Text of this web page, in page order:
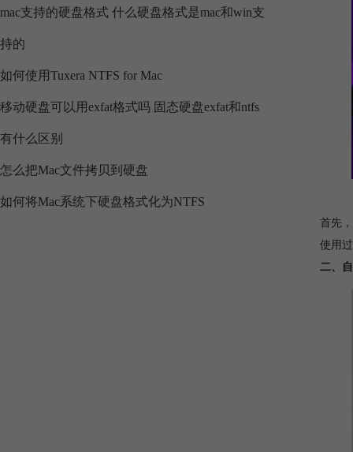
mac支持的硬盘格式 什么硬盘格式是mac和win支
持的
如何使用Tuxera NTFS for Mac
移动硬盘可以用exfat格式吗 固态硬盘exfat和ntfs
有什么区别
怎么把Mac文件拷贝到硬盘
如何将Mac系统下硬盘格式化为NTFS
首先
使用
二、